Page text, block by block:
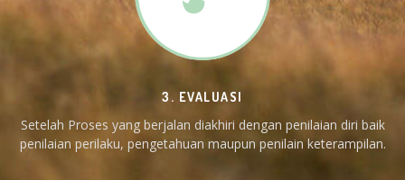
3. EVALUASI
Setelah Proses yang berjalan diakhiri dengan penilaian diri baik
penilaian perilaku, pengetahuan maupun penilain keterampilan.